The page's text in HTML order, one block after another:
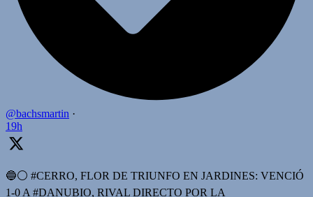
@bachsmartin ·
19h
🔵⚪️ #CERRO, FLOR DE TRIUNFO EN JARDINES: VENCIÓ
1-0 A #DANUBIO, RIVAL DIRECTO POR LA